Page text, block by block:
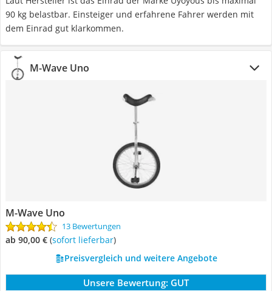
90 kg belastbar. Einsteiger und erfahrene Fahrer werden mit
dem Einrad gut klarkommen.
M-Wave Uno
M-Wave Uno
13 Bewertungen
ab 90,00 € ( Sofort lieferbar)
Preisvergleich und weitere Angebote
Unsere Bewertung: GUT